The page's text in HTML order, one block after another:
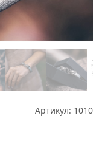
Артикул: 1010